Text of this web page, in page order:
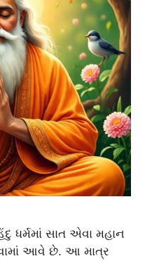
ધર્મમાં સાત એવા મહાન
આવે છે. આ માત્ર